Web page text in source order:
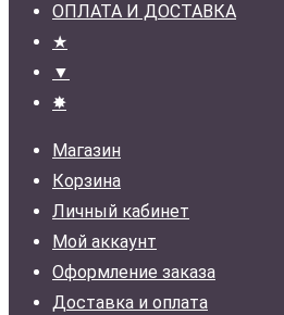
ОПЛАТА И ДОСТАВКА
★
▼
✸
Магазин
Корзина
Личный кабинет
Мой аккаунт
Оформление заказа
Доставка и оплата